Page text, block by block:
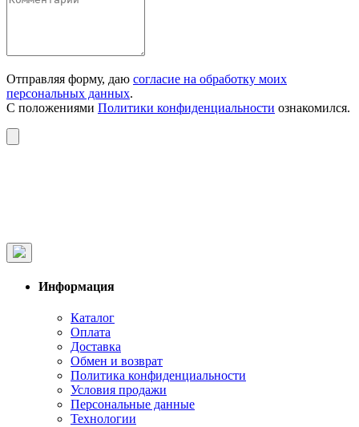
Отправляя форму, даю согласие на обработку моих
персональных данных.
С положениями Политики конфиденциальности ознакомился.
Информация
Каталог
Оплата
Доставка
Обмен и возврат
Политика конфиденциальности
Условия продажи
Персональные данные
Технологии